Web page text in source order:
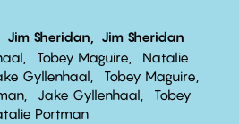
Jim Sheridan
Jim Sheridan
Tobey Maguire
Natalie
Gyllenhaal
Tobey Maguire
Jake Gyllenhaal
Tobey
Portman